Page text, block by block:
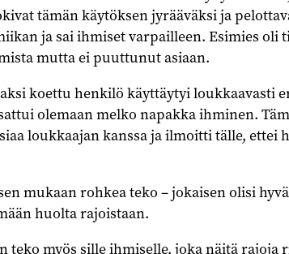
tämän käytöksen jyrääväksi ja
ja sai ihmiset varpailleen. Esimies oli
mutta ei puuttunut asiaan.
koettu henkilö käyttäytyi loukkaavasti
olemaan melko napakka ihminen.
loukkaajan kanssa ja ilmoitti tälle, ettei
mukaan rohkea teko – jokaisen olisi
huolta rajoistaan.
teko myös sille ihmiselle, joka näitä